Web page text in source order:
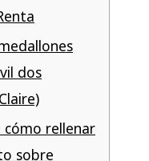
dos
cómo rellenar
sobre